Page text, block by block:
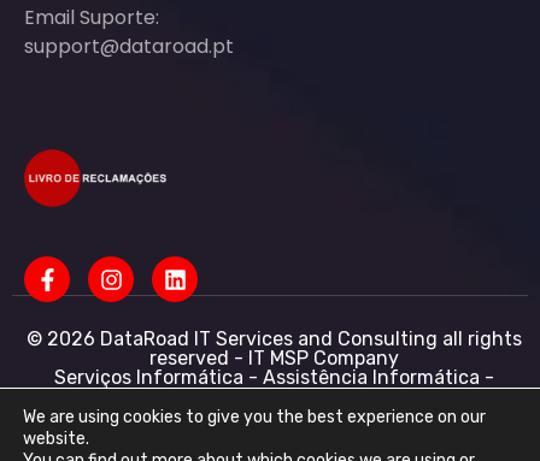
Email Suporte:
support@dataroad.pt
© 2026 DataRoad IT Services and Consulting all rights
reserved - IT MSP Company
Serviços Informática - Assistência Informática -
Redes Informática Empresas - Suporte Informático
Empresarial
DataRoad IT Services and Consulting LDA NIF:
We are using cookies to give you the best experience on our
website.